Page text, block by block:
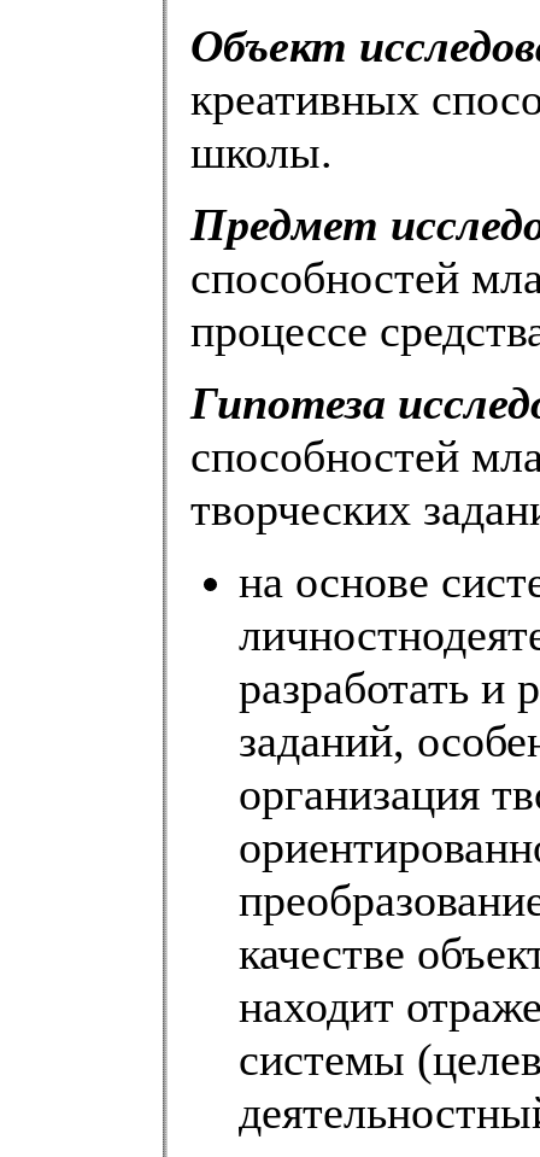
Объект
креативных
школы.
Предмет
способностей
процессе
Гипотеза
способностей
творческих
на основе
разработать и
заданий,
организация
качестве
находит
системы